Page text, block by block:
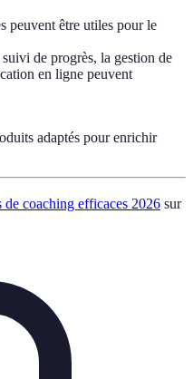
peuvent être utiles pour le
de progrès, la gestion de
en ligne peuvent
adaptés pour enrichir
de coaching efficaces 2026 sur